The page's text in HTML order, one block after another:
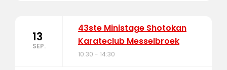
13
SEP.
43ste Ministage Shotokan
Karateclub Messelbroek
10:30 - 14:30